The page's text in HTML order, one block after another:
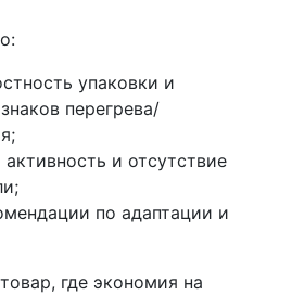
упаковки и
перегрева/
и отсутствие
по адаптации и
где экономия на